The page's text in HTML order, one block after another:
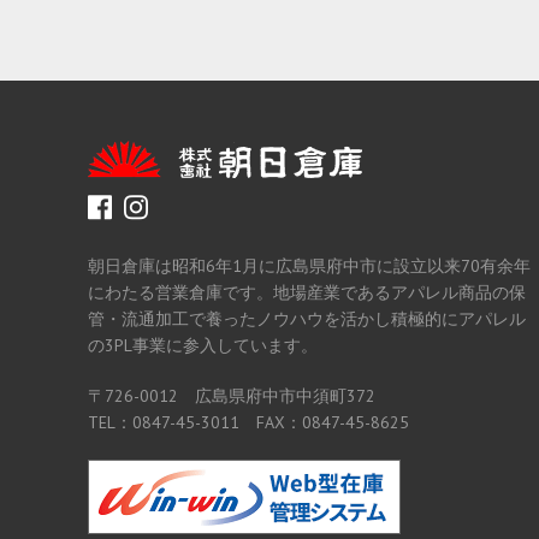
facebook
朝日倉庫は昭和6年1月に広島県府中市に設立以来70有余年
にわたる営業倉庫です。地場産業であるアパレル商品の保
管・流通加工で養ったノウハウを活かし積極的にアパレル
の3PL事業に参入しています。
〒726-0012 広島県府中市中須町372
TEL：0847-45-3011 FAX：0847-45-8625